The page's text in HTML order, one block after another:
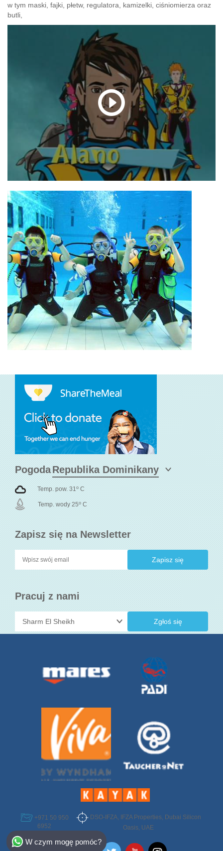
w tym maski, fajki, płetw, regulatora, kamizelki, ciśniomierza oraz
butli,
Zapisz się na Newsletter
Pracuj z nami
Zgłoś się
Pogoda
Temp. pow. 31o C
Temp. wody 25o C
+971 50 950
6952
DSO-IFZA, IFZA Properties, Dubai Silicon
Oasis, UAE
W czym mogę pomóc?
Select Destination
Egypt